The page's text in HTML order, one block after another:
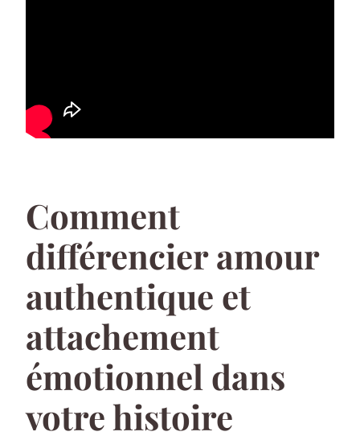
Comment
différencier amour
authentique et
attachement
émotionnel dans
votre histoire